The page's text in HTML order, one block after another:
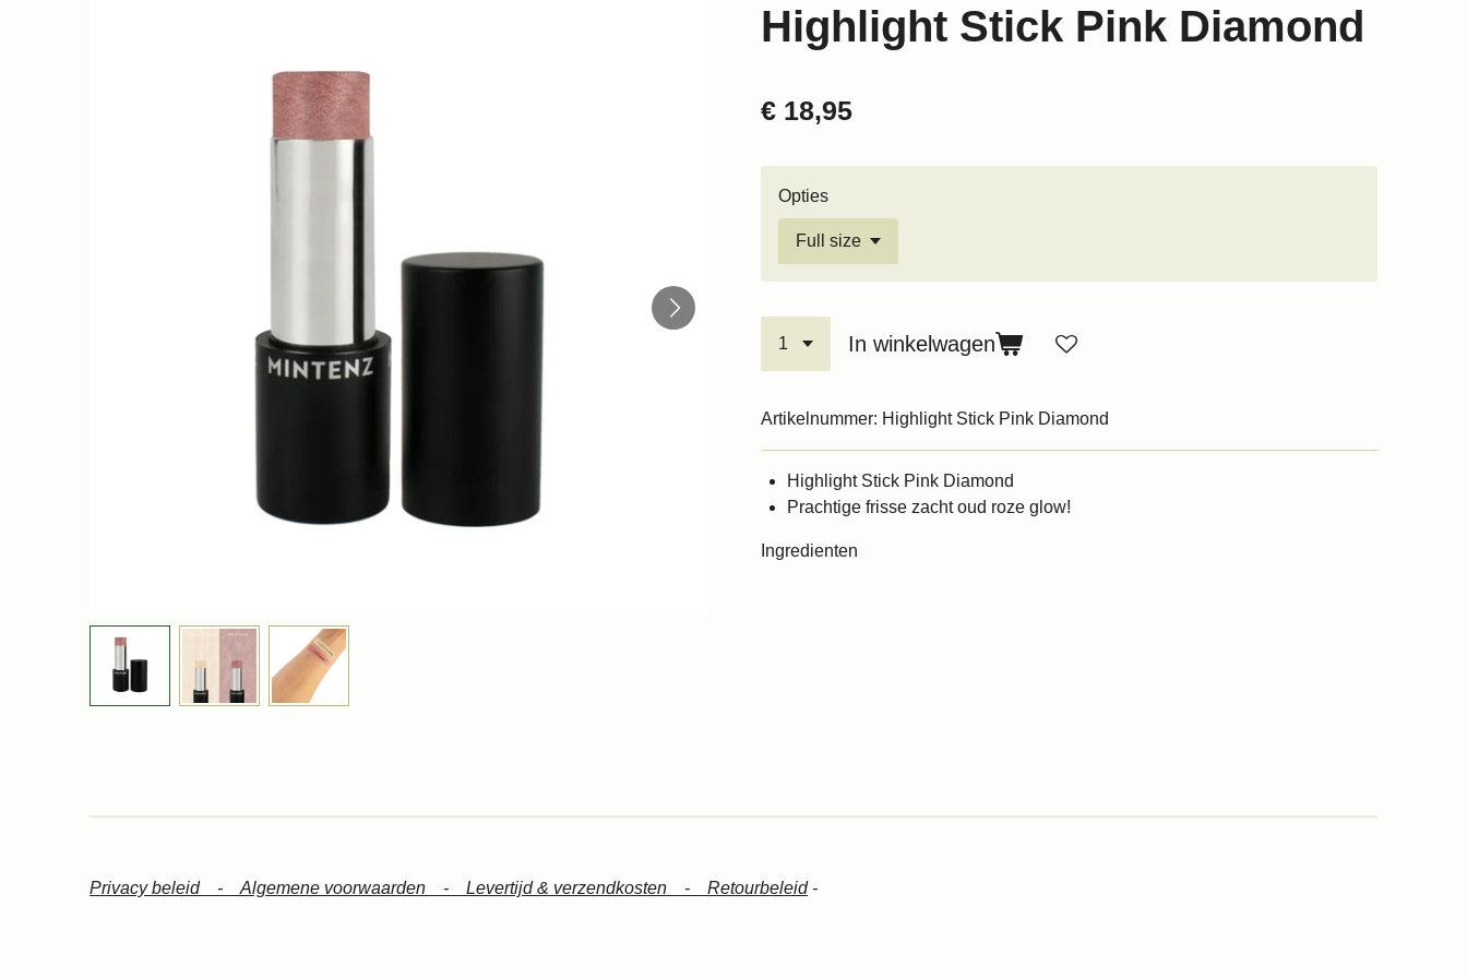
Highlight Stick Pink Diamond
€ 18,95
Opties
In winkelwagen
Artikelnummer: Highlight Stick Pink Diamond
Highlight Stick Pink Diamond
Prachtige frisse zacht oud roze glow!
Ingredienten
Privacy beleid - Algemene voorwaarden - Levertijd & verzendkosten - Retourbeleid-